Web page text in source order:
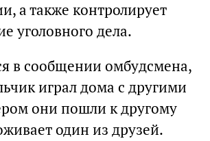
а также контролирует
уголовного дела.
в сообщении омбудсмена,
играл дома с другими
они пошли к другому
один из друзей.